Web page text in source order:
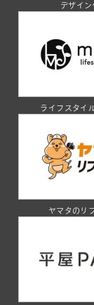
デザイン
ライフスタイ
ヤマタのリ